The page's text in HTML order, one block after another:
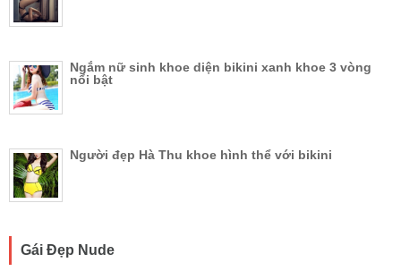
Ngắm nữ sinh khoe diện bikini xanh khoe 3 vòng
nổi bật
Người đẹp Hà Thu khoe hình thể với bikini
Gái Đẹp Nude